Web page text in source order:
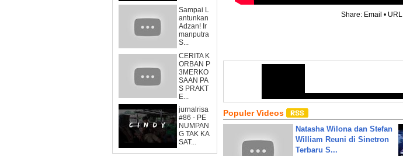
Sampai L
antunkan
Adzan! Ir
manputra
S...
CERITA K
ORBAN P
3MERKO
SAAN PA
S PRAKT
E...
jurnalrisa
#86 - PE
NUMPAN
G TAK KA
SAT...
Share: Email • URL
Populer Videos
Natasha Wilona dan Stefan
William Reuni di Sinetron
Terbaru S...